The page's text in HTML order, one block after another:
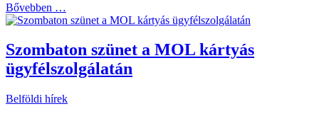
Bővebben …
Szombaton szünet a MOL kártyás
ügyfélszolgálatán
Belföldi hírek